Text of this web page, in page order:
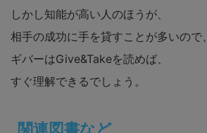
しかし知能が高い人のほうが、
相手の成功に手を貸すことが多いので、
ギバーはGive&Takeを読めば、
すぐ理解できるでしょう。
関連図書など